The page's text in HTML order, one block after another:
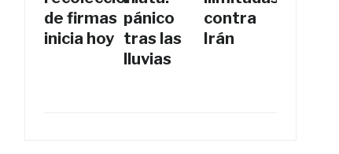
de firmas
inicia hoy
pánico
tras las
lluvias
contra
Irán